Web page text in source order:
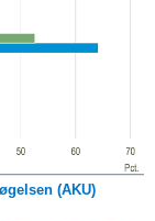
(AKU)